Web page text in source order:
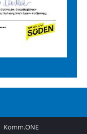
Komm.ONE